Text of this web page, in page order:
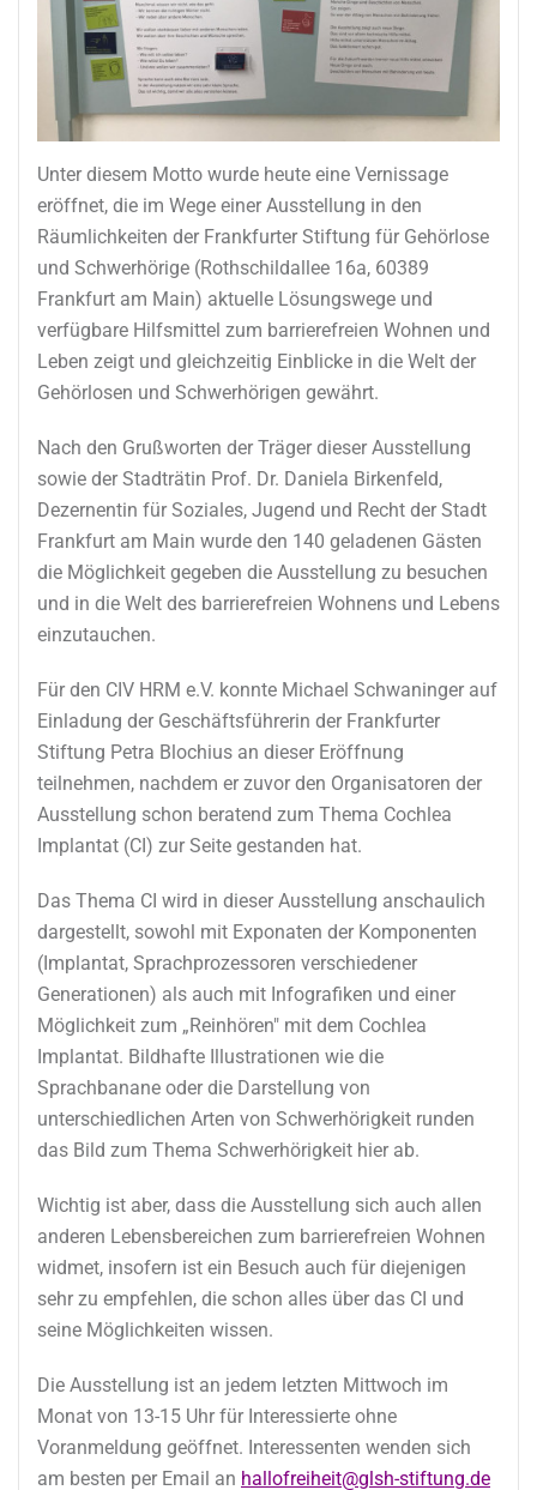
Unter diesem Motto wurde heute eine Vernissage
eröffnet, die im Wege einer Ausstellung in den
Räumlichkeiten der Frankfurter Stiftung für Gehörlose
und Schwerhörige (Rothschildallee 16a, 60389
Frankfurt am Main) aktuelle Lösungswege und
verfügbare Hilfsmittel zum barrierefreien Wohnen und
Leben zeigt und gleichzeitig Einblicke in die Welt der
Gehörlosen und Schwerhörigen gewährt.
Nach den Grußworten der Träger dieser Ausstellung
sowie der Stadträtin Prof. Dr. Daniela Birkenfeld,
Dezernentin für Soziales, Jugend und Recht der Stadt
Frankfurt am Main wurde den 140 geladenen Gästen
die Möglichkeit gegeben die Ausstellung zu besuchen
und in die Welt des barrierefreien Wohnens und Lebens
einzutauchen.
Für den CIV HRM e.V. konnte Michael Schwaninger auf
Einladung der Geschäftsführerin der Frankfurter
Stiftung Petra Blochius an dieser Eröffnung
teilnehmen, nachdem er zuvor den Organisatoren der
Ausstellung schon beratend zum Thema Cochlea
Implantat (CI) zur Seite gestanden hat.
Das Thema CI wird in dieser Ausstellung anschaulich
dargestellt, sowohl mit Exponaten der Komponenten
(Implantat, Sprachprozessoren verschiedener
Generationen) als auch mit Infografiken und einer
Möglichkeit zum „Reinhören" mit dem Cochlea
Implantat. Bildhafte Illustrationen wie die
Sprachbanane oder die Darstellung von
unterschiedlichen Arten von Schwerhörigkeit runden
das Bild zum Thema Schwerhörigkeit hier ab.
Wichtig ist aber, dass die Ausstellung sich auch allen
anderen Lebensbereichen zum barrierefreien Wohnen
widmet, insofern ist ein Besuch auch für diejenigen
sehr zu empfehlen, die schon alles über das CI und
seine Möglichkeiten wissen.
Die Ausstellung ist an jedem letzten Mittwoch im
Monat von 13-15 Uhr für Interessierte ohne
Voranmeldung geöffnet. Interessenten wenden sich
am besten per Email an hallofreiheit@glsh-stiftung.de